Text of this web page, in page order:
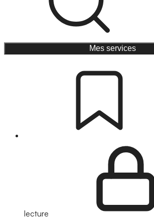
Mes services
lecture